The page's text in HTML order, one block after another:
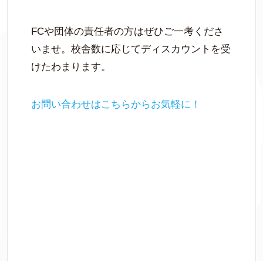
FCや団体の責任者の方はぜひご一考くださ
いませ。校舎数に応じてディスカウントを受
けたわまります。
お問い合わせはこちらからお気軽に！